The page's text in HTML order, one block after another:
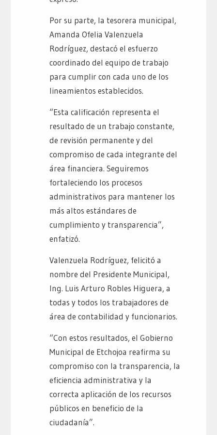
Por su parte, la tesorera municipal,
Amanda Ofelia Valenzuela
Rodríguez, destacó el esfuerzo
coordinado del equipo de trabajo
para cumplir con cada uno de los
lineamientos establecidos.
“Esta calificación representa el
resultado de un trabajo constante,
de revisión permanente y del
compromiso de cada integrante del
área financiera. Seguiremos
fortaleciendo los procesos
administrativos para mantener los
más altos estándares de
cumplimiento y transparencia”,
enfatizó.
Valenzuela Rodríguez, felicitó a
nombre del Presidente Municipal,
Ing. Luis Arturo Robles Higuera, a
todas y todos los trabajadores de
área de contabilidad y funcionarios.
“Con estos resultados, el Gobierno
Municipal de Etchojoa reafirma su
compromiso con la transparencia, la
eficiencia administrativa y la
correcta aplicación de los recursos
públicos en beneficio de la
ciudadanía”.